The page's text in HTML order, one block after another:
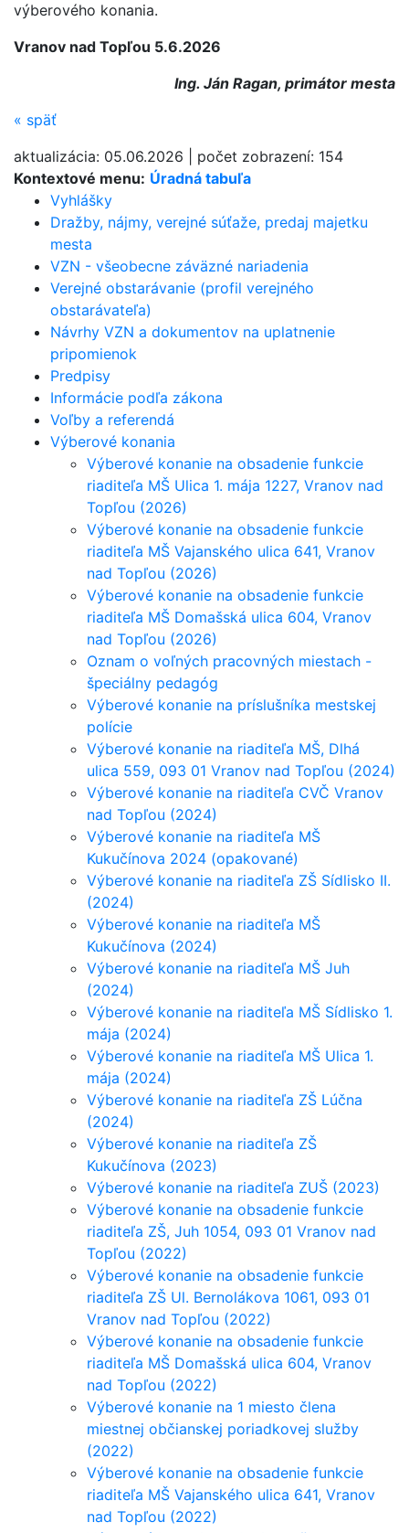
Kontextové menu: Úradná tabuľa
Vyhlášky
Dražby, nájmy, verejné súťaže, predaj majetku
mesta
VZN - všeobecne záväzné nariadenia
Verejné obstarávanie (profil verejného
obstarávateľa)
Návrhy VZN a dokumentov na uplatnenie
pripomienok
Predpisy
Informácie podľa zákona
Voľby a referendá
Výberové konania
Výberové konanie na obsadenie funkcie
riaditeľa MŠ Ulica 1. mája 1227, Vranov nad
Topľou (2026)
Výberové konanie na obsadenie funkcie
riaditeľa MŠ Vajanského ulica 641, Vranov
nad Topľou (2026)
Výberové konanie na obsadenie funkcie
riaditeľa MŠ Domašská ulica 604, Vranov
nad Topľou (2026)
Oznam o voľných pracovných miestach -
špeciálny pedagóg
Výberové konanie na príslušníka mestskej
polície
Výberové konanie na riaditeľa MŠ, Dlhá
ulica 559, 093 01 Vranov nad Topľou (2024)
Výberové konanie na riaditeľa CVČ Vranov
nad Topľou (2024)
Výberové konanie na riaditeľa MŠ
Kukučínova 2024 (opakované)
Výberové konanie na riaditeľa ZŠ Sídlisko II.
(2024)
Výberové konanie na riaditeľa MŠ
Kukučínova (2024)
Výberové konanie na riaditeľa MŠ Juh
(2024)
Výberové konanie na riaditeľa MŠ Sídlisko 1.
mája (2024)
Výberové konanie na riaditeľa MŠ Ulica 1.
mája (2024)
Výberové konanie na riaditeľa ZŠ Lúčna
(2024)
Výberové konanie na riaditeľa ZŠ
Kukučínova (2023)
Výberové konanie na riaditeľa ZUŠ (2023)
Výberové konanie na obsadenie funkcie
riaditeľa ZŠ, Juh 1054, 093 01 Vranov nad
Topľou (2022)
Výberové konanie na obsadenie funkcie
riaditeľa ZŠ Ul. Bernolákova 1061, 093 01
Vranov nad Topľou (2022)
Výberové konanie na obsadenie funkcie
riaditeľa MŠ Domašská ulica 604, Vranov
nad Topľou (2022)
Výberové konanie na 1 miesto člena
miestnej občianskej poriadkovej služby
(2022)
Výberové konanie na obsadenie funkcie
riaditeľa MŠ Vajanského ulica 641, Vranov
nad Topľou (2022)
výberového konania.
Vranov nad Topľou 5.6.2026
Ing. Ján Ragan, primátor mesta
« späť
aktualizácia: 05.06.2026 počet zobrazení: 154